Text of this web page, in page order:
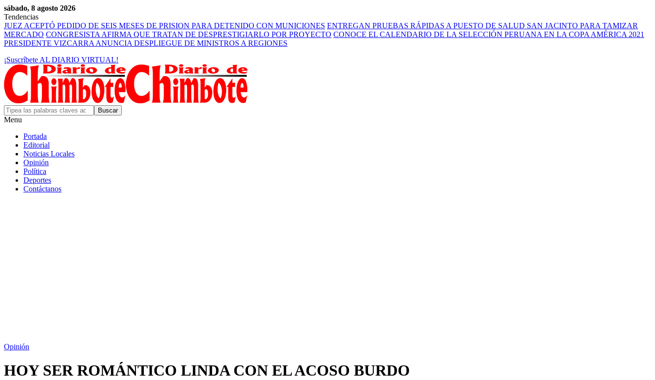
sábado, 8 agosto 2026
Tendencias
JUEZ ACEPTÓ PEDIDO DE SEIS MESES DE PRISION PARA DETENIDO CON MUNICIONES ENTREGAN PRUEBAS RÁPIDAS A PUESTO DE SALUD SAN JACINTO PARA TAMIZAR
MERCADO CONGRESISTA AFIRMA QUE TRATAN DE DESPRESTIGIARLO POR PROYECTO CONOCE EL CALENDARIO DE LA SELECCIÓN PERUANA EN LA COPA AMÉRICA 2021
PRESIDENTE VIZCARRA ANUNCIA DESPLIEGUE DE MINISTROS A REGIONES
¡Suscríbete AL DIARIO VIRTUAL!
Menu
Portada
Editorial
Noticias Locales
Opinión
Política
Deportes
Contáctanos
Opinión
HOY SER ROMÁNTICO LINDA CON EL ACOSO BURDO